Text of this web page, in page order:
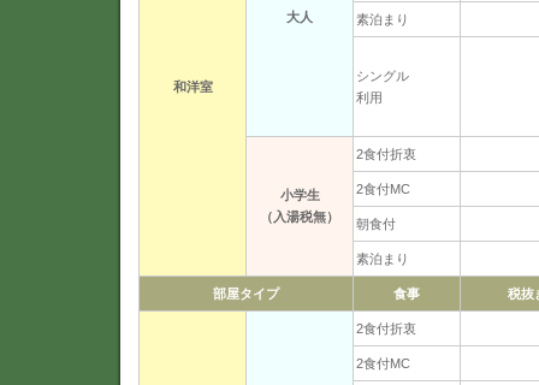
和洋室
大人 素泊まり
シングル
利用
小学生
（入湯税無）
2食付折衷
2食付MC
朝食付
素泊まり
部屋タイプ 食事 税抜
2食付折衷
2食付MC